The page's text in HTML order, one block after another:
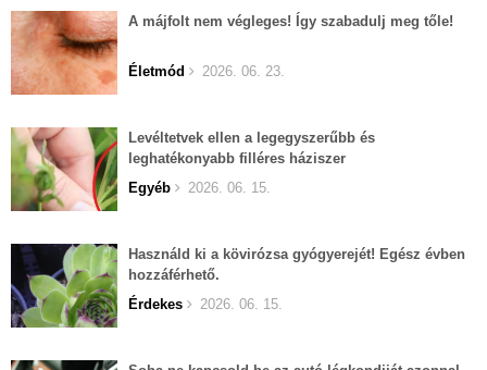
A májfolt nem végleges! Így szabadulj meg tőle!
Életmód 2026. 06. 23.
Levéltetvek ellen a legegyszerűbb és
leghatékonyabb filléres háziszer
Egyéb
2026. 06. 15.
Használd ki a kövirózsa gyógyerejét! Egész évben
hozzáférhető.
Érdekes
2026. 06. 15.